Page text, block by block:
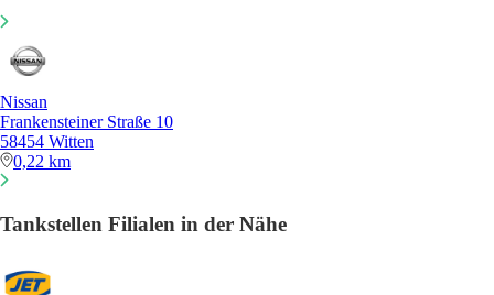
Nissan
Frankensteiner Straße 10
58454 Witten
0,22 km
Tankstellen Filialen in der Nähe